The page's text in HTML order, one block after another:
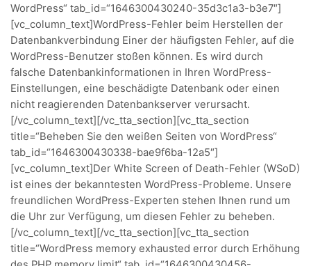
WordPress“ tab_id=“1646300430240-35d3c1a3-b3e7″]
[vc_column_text]WordPress-Fehler beim Herstellen der
Datenbankverbindung Einer der häufigsten Fehler, auf die
WordPress-Benutzer stoßen können. Es wird durch
falsche Datenbankinformationen in Ihren WordPress-
Einstellungen, eine beschädigte Datenbank oder einen
nicht reagierenden Datenbankserver verursacht.
[/vc_column_text][/vc_tta_section][vc_tta_section
title=“Beheben Sie den weißen Seiten von WordPress“
tab_id=“1646300430338-bae9f6ba-12a5″]
[vc_column_text]Der White Screen of Death-Fehler (WSoD)
ist eines der bekanntesten WordPress-Probleme. Unsere
freundlichen WordPress-Experten stehen Ihnen rund um
die Uhr zur Verfügung, um diesen Fehler zu beheben.
[/vc_column_text][/vc_tta_section][vc_tta_section
title=“WordPress memory exhausted error durch Erhöhung